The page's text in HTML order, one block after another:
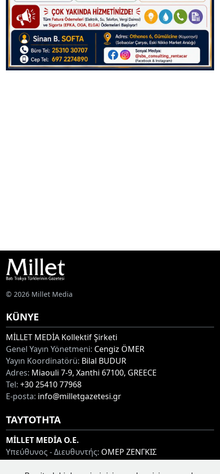
© 2026 Millet Media
KÜNYE
MİLLET MEDİA Kollektif Şirketi
Genel Yayın Yönetmeni: Cengiz ÖMER
Yayın Koordinatörü: Bilal BUDUR
Adres: Miaouli 7-9, Xanthi 67100, GREECE
Tel: +30 25410 77968
E-posta: info@milletgazetesi.gr
ΤΑΥΤΟΤΗΤΑ
MİLLET MEDİA O.E.
Υπεύθυνος - Διευθυντής: ΟΜΕΡ ΖΕΝΓΚΙΣ